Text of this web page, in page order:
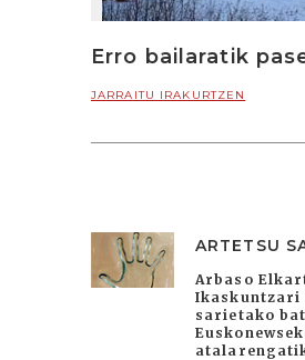
Erro bailaratik
JARRAITU IRAKURTZEN
ARTETSU
Arbaso
Ikaskuntzari
sarietako